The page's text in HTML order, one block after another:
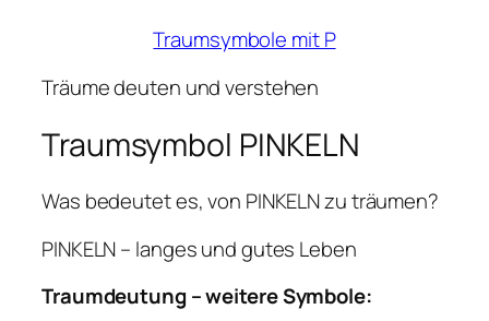
Traumsymbole mit P
Träume deuten und verstehen
Traumsymbol PINKELN
Was bedeutet es, von PINKELN zu träumen?
PINKELN – langes und gutes Leben
Traumdeutung – weitere Symbole: